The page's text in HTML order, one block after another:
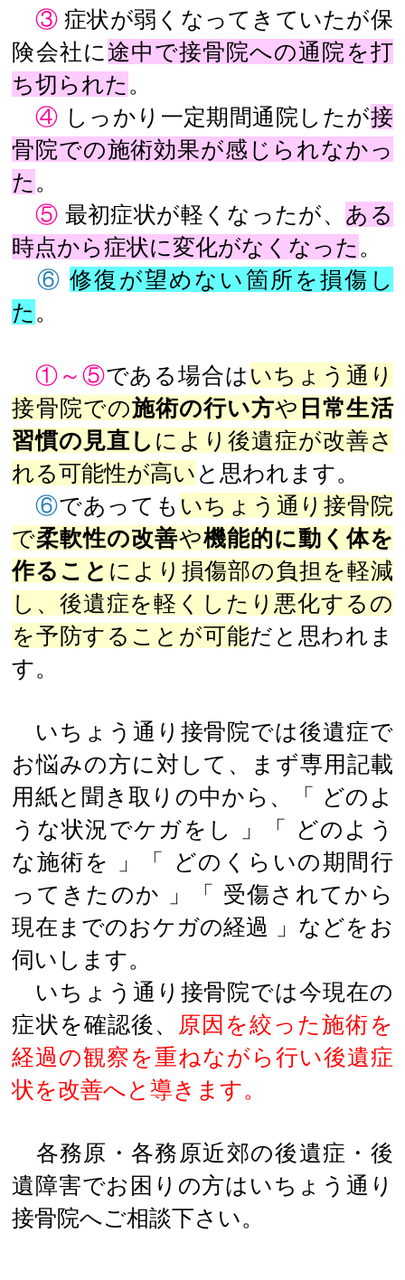
③症状が弱くなってきていたが保
険会社に途中で接骨院への通院を打
ち切られた 。
④ しっかり一定期間通院したが接
骨院での施術効果が感じられなかっ
た 。
⑤ 最初症状が軽くなったが、 ある
時点から症状に変化がなくなった 。
⑥ 修復が望めない箇所を損傷し
た 。
①～⑤である場合は いちょう通り
接骨院での施術の行い方や 日常生活
習慣の見直し により後遺症が改善さ
れる可能性が高い と思われます。
⑥であっても いちょう通り接骨院
で柔軟性の改善や機能的に動く体を
作ること により損傷部の負担を軽減
し、後遺症を軽くしたり悪化するの
を予防することが可能だと思われま
す。
いちょう通り接骨院では後遺症で
お悩みの方に対して、まず専用記載
用紙と聞き取りの中から、「 どのよ
うな状況でケガをし 」「 どのよう
な施術を 」「 どのくらいの期間行
ってきたのか 」「 受傷されてから
現在までのおケガの経過 」などをお
伺いします。
いちょう通り接骨院では今現在の
症状を確認後、
原因を絞った施術を
経過の観察を重ねながら行い後遺症
状を改善へと導きます。
各務原・各務原近郊の後遺症・後
遺障害でお困りの方はいちょう通り
接骨院へご相談下さい。